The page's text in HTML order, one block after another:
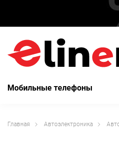
Мобильные телефоны
Главная Автоэлектроника